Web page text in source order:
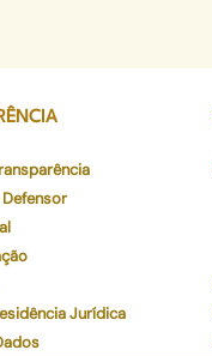
Jurídica